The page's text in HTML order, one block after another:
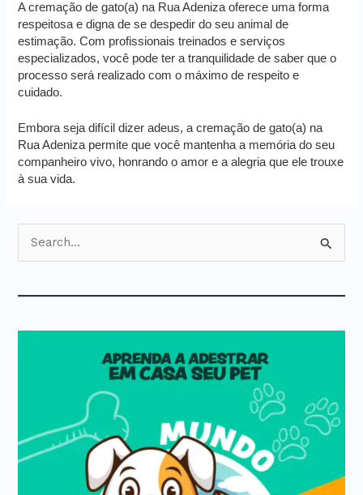
A cremação de gato(a) na Rua Adeniza oferece uma forma
respeitosa e digna de se despedir do seu animal de
estimação. Com profissionais treinados e serviços
especializados, você pode ter a tranquilidade de saber que o
processo será realizado com o máximo de respeito e
cuidado.
Embora seja difícil dizer adeus, a cremação de gato(a) na
Rua Adeniza permite que você mantenha a memória do seu
companheiro vivo, honrando o amor e a alegria que ele trouxe
à sua vida.
s
p